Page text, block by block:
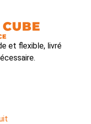
et flexible, livré